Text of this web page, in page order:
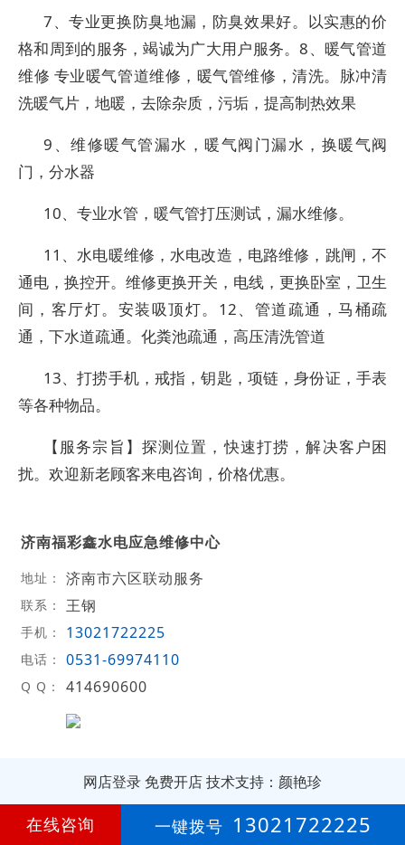
7、专业更换防臭地漏，防臭效果好。以实惠的价
格和周到的服务，竭诚为广大用户服务。8、暖气管道
维修 专业暖气管道维修，暖气管维修，清洗。脉冲清
洗暖气片，地暖，去除杂质，污垢，提高制热效果
9、维修暖气管漏水，暖气阀门漏水，换暖气阀
门，分水器
10、专业水管，暖气管打压测试，漏水维修。
11、水电暖维修，水电改造，电路维修，跳闸，不
通电，换控开。维修更换开关，电线，更换卧室，卫生
间，客厅灯。安装吸顶灯。12、管道疏通，马桶疏
通，下水道疏通。化粪池疏通，高压清洗管道
13、打捞手机，戒指，钥匙，项链，身份证，手表
等各种物品。
【服务宗旨】探测位置，快速打捞，解决客户困
扰。欢迎新老顾客来电咨询，价格优惠。
济南福彩鑫水电应急维修中心
地址： 济南市六区联动服务
联系： 王钢
手机： 13021722225
电话： 0531-69974110
Q Q： 414690600
网店登录 免费开店技术支持：颜艳珍
第5年
在线咨询 一键拨号 13021722225